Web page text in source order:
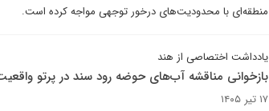
منطقه‌ای ‌با محدودیت‌های درخور توجهی مواجه کرده است.
یادداشت اختصاصی از هند
بازخوانی مناقشه آب‌های حوضه رود سند در پرتو
۱۷ تیر ۱۴۰۵